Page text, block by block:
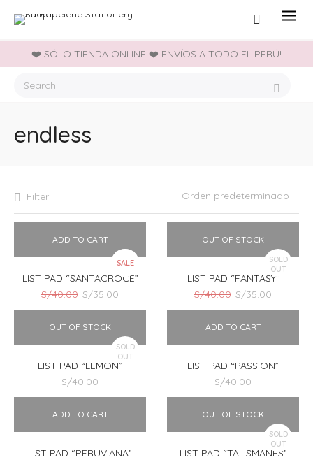
❤️ SÓLO TIENDA ONLINE ❤️ ENVÍOS A TODO EL PERÚ!
endless
Filter
SALE
ADD TO CART
LIST PAD “SANTACROCE”
S/40.00 El
precio
original
S/40.00.
S/35.00
precio
es:
S/35.00.
SOLD
OUT
OUT OF STOCK
LIST PAD “FANTASY”
S/40.00 El
precio
original
S/35.00
precio
SOLD
OUT
OUT OF STOCK
LIST PAD “LEMON”
S/40.00
ADD TO CART
LIST PAD “PASSION”
S/40.00
ADD TO CART
LIST PAD “PERUVIANA”
SOLD
OUT
OUT OF STOCK
LIST PAD “TALISMANES”